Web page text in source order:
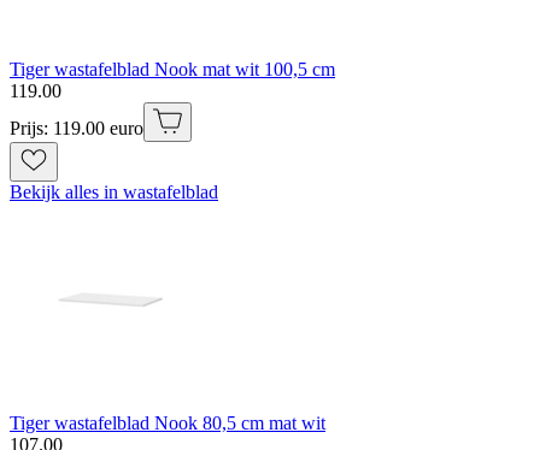
Tiger wastafelblad Nook mat wit 100,5 cm
119.00
Prijs: 119.00 euro
Bekijk alles in wastafelblad
Tiger wastafelblad Nook 80,5 cm mat wit
107.00